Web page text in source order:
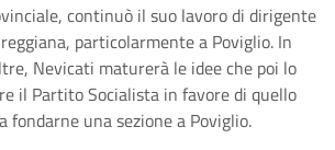
continuò il suo lavoro di dirigente
particolarmente a Poviglio. In
Nevicati maturerà le idee che poi lo
il Partito Socialista in favore di quello
fondarne una sezione a Poviglio.